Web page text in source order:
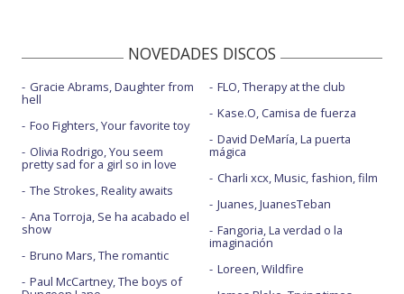
NOVEDADES DISCOS
Gracie Abrams, Daughter from
hell
Foo Fighters, Your favorite toy
Olivia Rodrigo, You seem
pretty sad for a girl so in love
The Strokes, Reality awaits
Ana Torroja, Se ha acabado el
show
Bruno Mars, The romantic
Paul McCartney, The boys of
FLO, Therapy at the club
Kase.O, Camisa de fuerza
David DeMaría, La puerta
mágica
Charli xcx, Music, fashion, film
Juanes, JuanesTeban
Fangoria, La verdad o la
imaginación
Loreen, Wildfire